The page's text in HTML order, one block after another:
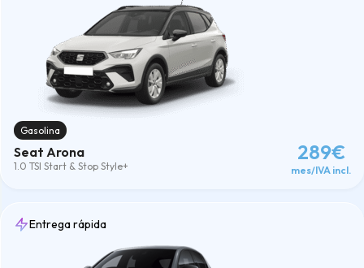
Alfa Romeo(2)
(1)
(7)
(3)
Citroën(4)
Cupra(2)
Dacia (3)
Ebro (3)
Hyundai (7)
Jaecoo
(7)
Gasolina
Seat Arona
1.0 TSI Start & Stop Style+
289€
mes/IVA incl.
Entrega rápida